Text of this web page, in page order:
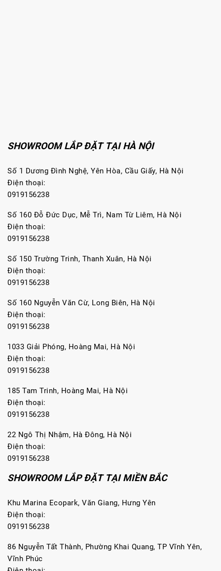
SHOWROOM LẮP ĐẶT TẠI HÀ NỘI
Số 1 Dương Đình Nghệ, Yên Hòa, Cầu Giấy, Hà Nội
Điện thoại:
0919156238
Số 160 Đỗ Đức Dục, Mễ Trì, Nam Từ Liêm, Hà Nội
Điện thoại:
0919156238
Số 150 Trường Trinh, Thanh Xuân, Hà Nội
Điện thoại:
0919156238
Số 160 Nguyễn Văn Cừ, Long Biên, Hà Nội
Điện thoại:
0919156238
1033 Giải Phóng, Hoàng Mai, Hà Nội
Điện thoại:
0919156238
185 Tam Trinh, Hoàng Mai, Hà Nội
Điện thoại:
0919156238
22 Ngô Thị Nhậm, Hà Đông, Hà Nội
Điện thoại:
0919156238
SHOWROOM LẮP ĐẶT TẠI MIỀN BẮC
Khu Marina Ecopark, Văn Giang, Hưng Yên
Điện thoại:
0919156238
86 Nguyễn Tất Thành, Phường Khai Quang, TP Vĩnh Yên,
Vĩnh Phúc